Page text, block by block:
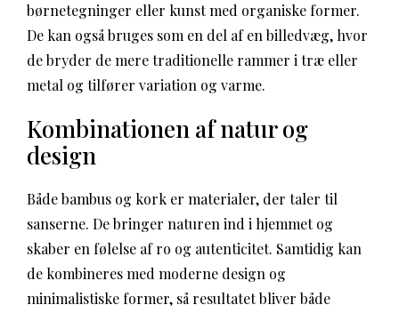
børnetegninger eller kunst med organiske former.
De kan også bruges som en del af en billedvæg, hvor
de bryder de mere traditionelle rammer i træ eller
metal og tilfører variation og varme.
Kombinationen af natur og
design
Både bambus og kork er materialer, der taler til
sanserne. De bringer naturen ind i hjemmet og
skaber en følelse af ro og autenticitet. Samtidig kan
de kombineres med moderne design og
minimalistiske former, så resultatet bliver både